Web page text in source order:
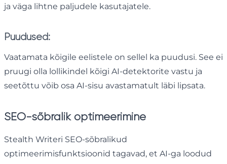
ja väga lihtne paljudele kasutajatele.
Puudused:
Vaatamata kõigile eelistele on sellel ka puudusi. See ei
pruugi olla lollikindel kõigi AI-detektorite vastu ja
seetõttu võib osa AI-sisu avastamatult läbi lipsata.
SEO-sõbralik optimeerimine
Stealth Writeri SEO-sõbralikud
optimeerimisfunktsioonid tagavad, et AI-ga loodud